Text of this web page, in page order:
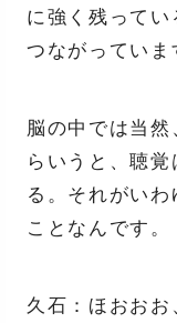
に強く残って
つながっていま
脳の中では当
らいうと、聴
る。それがいわ
ことなんです。
久石：ほおおお